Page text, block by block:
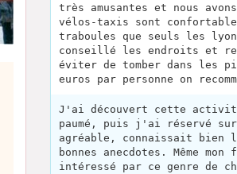
très amusantes et nous
vélos-taxis sont
traboules que seuls les
conseillé les endroits et
éviter de tomber dans les
euros par personne on
J'ai découvert cette
paumé, puis j'ai réservé
agréable, connaissait bien
bonnes anecdotes. Même
intéressé par ce genre de